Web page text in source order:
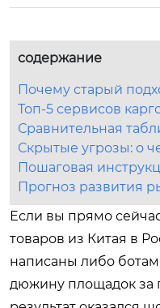
содержание
Почему старый
Топ-5 сервисов
Сравнительная
Скрытые угрозы: о
Пошаговая
Прогноз развития
Если вы прямо
товаров из Китая в
написаны либо
дюжину площадок за